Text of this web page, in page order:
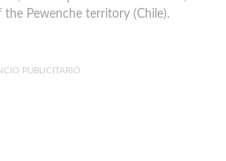
Pewenche territory (Chile).
PUBLICITARIO